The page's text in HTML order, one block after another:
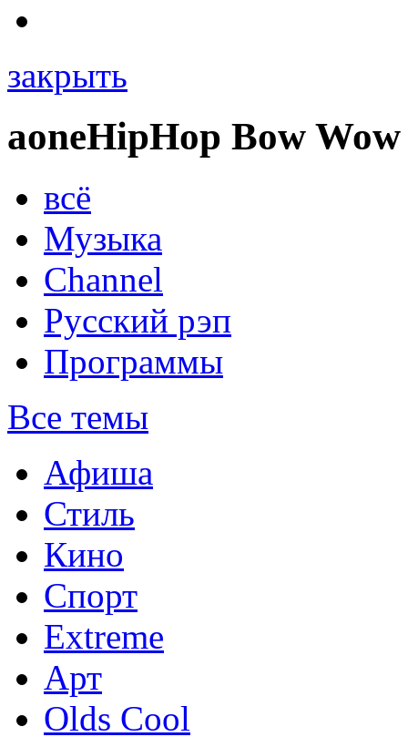
закрыть
aoneHipHop Bow Wow
всё
Музыка
Channel
Русский рэп
Программы
Все темы
Афиша
Стиль
Кино
Спорт
Extreme
Арт
Olds Cool